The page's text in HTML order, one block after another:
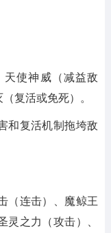
使神威（减益敌
复活或免死）。
和复活机制拖垮敌
（连击）、魔鲸王
之力（攻击）、